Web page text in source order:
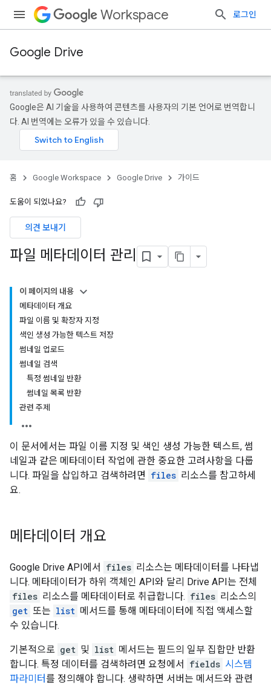
Workspace 로그인
Google Drive
Google은 AI 기술을 사용하여 콘텐츠를 사용자의 기본 언어로 번역합니
다. AI 번역에는 오류가 있을 수 있습니다.
홈 Google Workspace Google Drive 가이드
도움이 되었나요?
의견 보내기
파일 메타데이터 관리
이 페이지의 내용
메타데이터 개요
파일 이름 및 확장자 지정
색인 생성 가능한 텍스트 저장
썸네일 업로드
썸네일 검색
특정 썸네일 반환
썸네일 목록 반환
관련 주제
이 문서에서는 파일 이름 지정 및 색인 생성 가능한 텍스트, 썸
네일과 같은 메타데이터 작업에 관한 중요한 고려사항을 다룹
니다. 파일을 삽입하고 검색하려면 files 리소스를 참고하세
요.
메타데이터 개요
Google Drive API에서 files 리소스는 메타데이터를 나타냅
니다. 메타데이터가 하위 객체인 API와 달리 Drive API는 전체
files 리소스를 메타데이터로 취급합니다. files 리소스의
get 또는 list 메서드를 통해 메타데이터에 직접 액세스할
수 있습니다.
기본적으로 get 및 list 메서드는 필드의 일부 집합만 반환
합니다. 특정 데이터를 검색하려면 요청에서
fields 시스템
파라미터를 정의해야 합니다. 생략하면 서버는 메서드와 관련